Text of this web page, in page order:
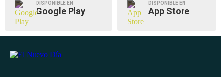
DISPONIBLE EN
Google Play
DISPONIBLE EN
App Store